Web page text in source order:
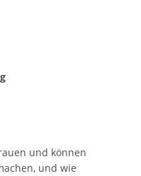
und können
und wie